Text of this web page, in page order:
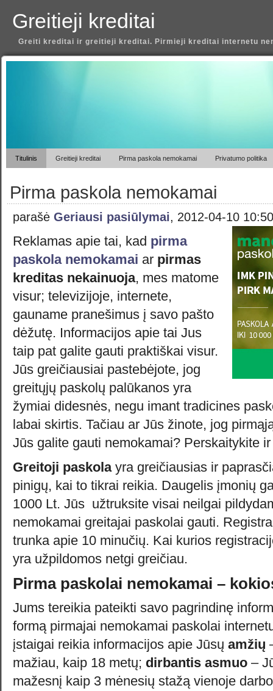
Greitieji kreditai
Greiti kreditai ir greitieji kreditai. Pirmieji kreditai internetu
Titulinis Greitieji kreditai Pirma paskola nemokamai Privatumo politika
Pirma paskola nemokamai
parašė Geriausi pasiūlymai, 2012-04-10 10:50
Reklamas apie tai, kad pirma
paskola nemokamai ar pirmas
kreditas nekainuoja, mes matome
visur; televizijoje, internete,
gauname pranešimus į savo pašto
dėžutę. Informacijos apie tai Jus
taip pat galite gauti praktiškai visur.
Jūs greičiausiai pastebėjote, jog
greitųjų paskolų palūkanos yra
žymiai didesnės, negu imant tradicines
labai skirtis. Tačiau ar Jūs žinote, jog
Jūs galite gauti nemokamai? Perskaitykite
Greitoji paskolayra greičiausias ir
pinigų, kai to tikrai reikia. Daugelis įmonių
1000 Lt. Jūs užtruksite visai neilgai
nemokamai greitajai paskolai gauti.
trunka apie 10 minučių. Kai kurios
yra užpildomos netgi greičiau.
Pirma paskolai nemokamai –
Jums tereikia pateikti savo pagrindinę
formą pirmajai nemokamai paskolai
įstaigai reikia informacijos apie Jūsų amžių
mažiau, kaip 18 metų; dirbantis asmuo –
mažesnį kaip 3 mėnesių stažą vienoje